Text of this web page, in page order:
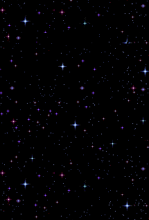
Turecka
habesske